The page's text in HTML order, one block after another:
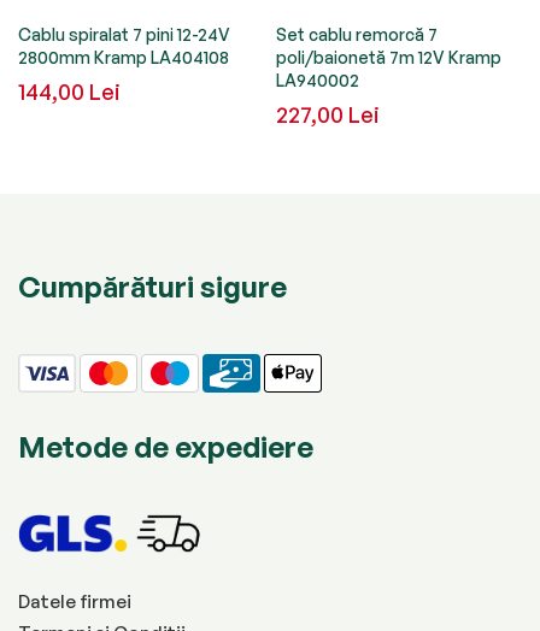
Cablu spiralat 7 pini 12-24V
2800mm Kramp LA404108
144,00 Lei
Set cablu remorcă 7
poli/baionetă 7m 12V Kramp
LA940002
227,00 Lei
Cumpărături sigure
Metode de expediere
Datele firmei